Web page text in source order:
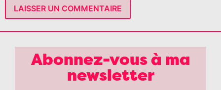
Abonnez-vous à ma
newsletter